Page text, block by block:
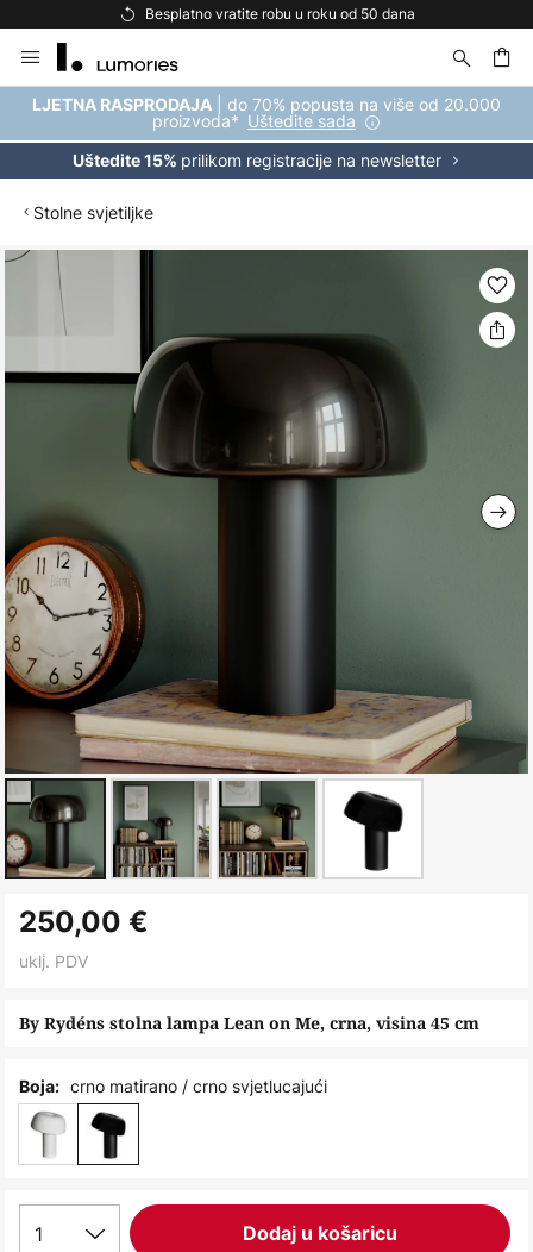
Besplatno vratite robu u roku od 50 dana
to
Content
LJETNA RASPRODAJA | do 70% popusta na više od 20.000
proizvoda* Uštedite sada
Uštedite 15% prilikom registracije na newsletter
Stolne svjetiljke
Skip
of
to
the
of
images
gallery
By Rydéns stolna lampa Lean on Me, crna, visina 45 cm
250,00 €
uklj. PDV
Boja: crno matirano / crno svjetlucajući
1 Dodaj u košaricu